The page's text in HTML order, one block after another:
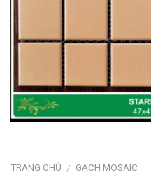
TRANG CHỦ / GẠCH MOSAIC